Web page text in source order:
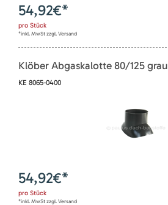
54,92€*
pro Stück
*inkl. MwSt zzgl. Versand
Klöber Abgaskalotte 80/125 grau
KE 8065-0400
54,92€*
pro Stück
*inkl. MwSt zzgl. Versand